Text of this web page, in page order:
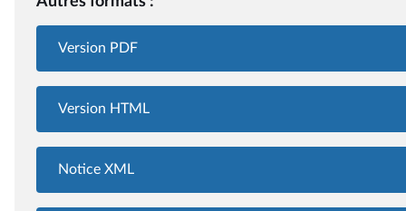
Version PDF
Version HTML
Notice XML